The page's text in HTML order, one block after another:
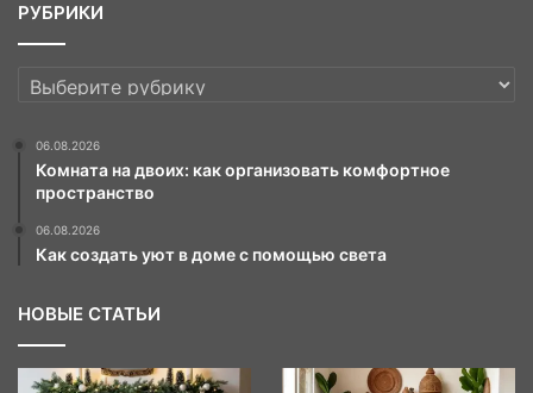
РУБРИКИ
РУБРИКИ
06.08.2026
Комната на двоих: как организовать комфортное
пространство
06.08.2026
Как создать уют в доме с помощью света
НОВЫЕ СТАТЬИ